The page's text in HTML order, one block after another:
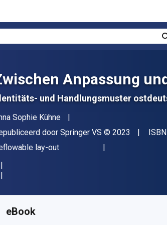
Anpassung
und Handlungsmuster
Sophie Kühne
door Springer VS Copyright
© 2023
lay-out
eBook